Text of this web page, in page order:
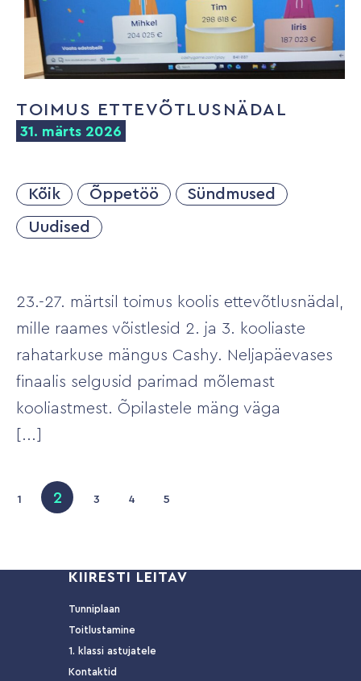
TOIMUS ETTEVÕTLUSNÄDAL
31. märts 2026
Kõik Õppetöö Sündmused
Uudised
23.-27. märtsil toimus koolis ettevõtlusnädal,
mille raames võistlesid 2. ja 3. kooliaste
rahatarkuse mängus Cashy. Neljapäevases
finaalis selgusid parimad mõlemast
kooliastmest. Õpilastele mäng väga
1 2 3 4 5
KIIRESTI LEITAV
Tunniplaan
Toitlustamine
1. klassi astujatele
Kontaktid